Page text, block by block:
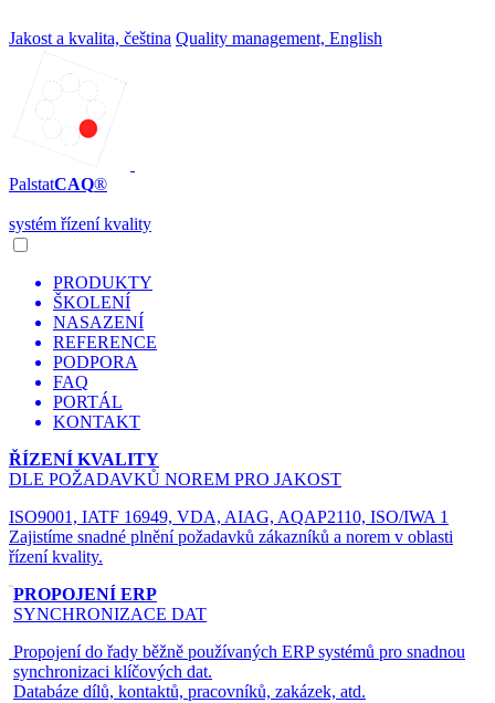
Jakost a kvalita, čeština Quality management, English
PalstatCAQ®
systém řízení kvality
PRODUKTY
ŠKOLENÍ
NASAZENÍ
REFERENCE
PODPORA
FAQ
PORTÁL
KONTAKT
ŘÍZENÍ KVALITY
DLE POŽADAVKŮ NOREM PRO JAKOST
ISO9001, IATF 16949, VDA, AIAG, AQAP2110, ISO/IWA 1
Zajistíme snadné plnění požadavků zákazníků a norem v oblasti
řízení kvality.
PROPOJENÍ ERP
SYNCHRONIZACE DAT
Propojení do řady běžně používaných ERP systémů pro snadnou
synchronizaci klíčových dat.
Databáze dílů, kontaktů, pracovníků, zakázek, atd.